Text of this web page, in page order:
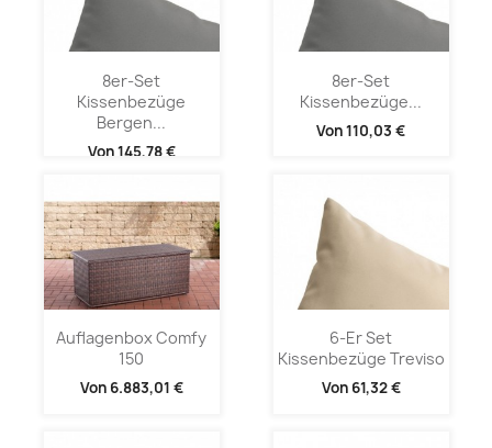
8er-Set
Kissenbezüge
Bergen...
Von145,78 €
8er-Set
Kissenbezüge...
Von110,03 €
Auflagenbox Comfy
150
Von 6.883,01 €
6-Er Set
Kissenbezüge Treviso
Von 61,32 €